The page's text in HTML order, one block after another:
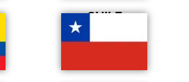
CHILE